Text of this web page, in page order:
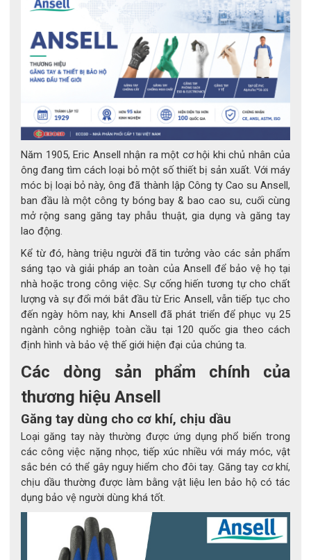
Ứng dụng
Bảo vệ an toàn khi làm việc vẫn là vấn đề mà các công
nhân quan tâm, và cánh tay cũng là một bộ phận cần
được bảo vệ khi tham gia lao động. Khi được bảo vệ
một cách hiệu quả thì năng suất làm việc chắc chắn sẽ
hiệu quả. Vì vậy, việc sở hữu một bộ
găng tay bảo hộ ansell
là rất cần thiết.
Ansell luôn là thương hiệu đi đầu về các sản phẩm bảo
hộ lao động. Tay áo bảo hộ chống cắt Ansell 11-270
Năm 1905, Eric Ansell nhận ra một cơ hội khi chủ nhân của
ông đang tìm cách loại bỏ một số thiết bị sản xuất. Với máy
móc bị loại bỏ này, ông đã thành lập Công ty Cao su Ansell,
ban đầu là một công ty bóng bay & bao cao su, cuối cùng
mở rộng sang găng tay phẫu thuật, gia dụng và găng tay
lao động.
Kể từ đó, hàng triệu người đã tin tưởng vào các sản phẩm
sáng tạo và giải pháp an toàn của Ansell để bảo vệ họ tại
nhà hoặc trong công việc. Sự cống hiến tương tự cho chất
lượng và sự đổi mới bắt đầu từ Eric Ansell, vẫn tiếp tục cho
đến ngày hôm nay, khi Ansell đã phát triển để phục vụ 25
ngành công nghiệp toàn cầu tại 120 quốc gia theo cách
định hình và bảo vệ thế giới hiện đại của chúng ta.
Các dòng sản phẩm chính của
thương hiệu Ansell
Găng tay dùng cho cơ khí, chịu dầu
Loại găng tay này thường được ứng dụng phổ biến trong
các công việc nặng nhọc, tiếp xúc nhiều với máy móc, vật
sắc bén có thể gây nguy hiểm cho đôi tay. Găng tay cơ khí,
chịu dầu thường được làm bằng vật liệu len bảo hộ có tác
dụng bảo vệ người dùng khá tốt.